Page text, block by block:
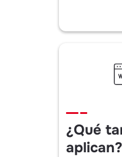
¿Qué
aplican?